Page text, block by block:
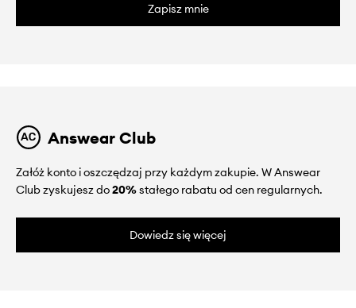
Zapisz mnie
Answear Club
Załóż konto i oszczędzaj przy każdym zakupie. W Answear
Club zyskujesz do20%stałego rabatu od cen regularnych.
Dowiedz się więcej